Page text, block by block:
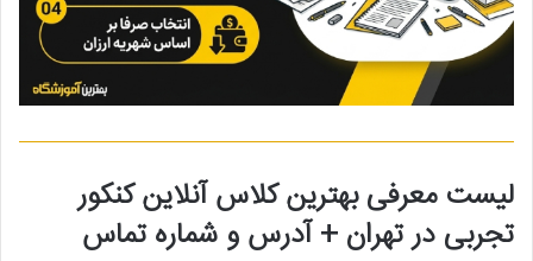
لیست معرفی بهترین کلاس آنلاین کنکور
تجربی در تهران + آدرس و شماره تماس